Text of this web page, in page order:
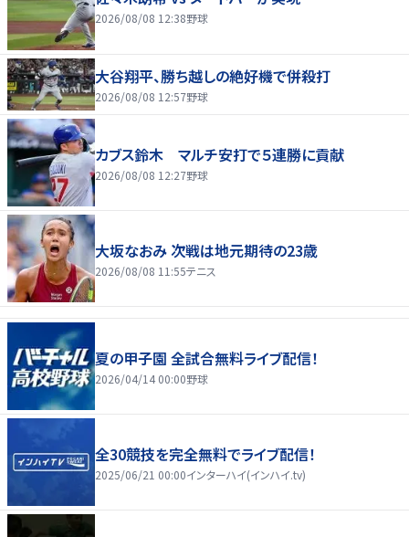
2026/08/08 12:38野球
大谷翔平、勝ち越しの絶好機で併殺打
2026/08/08 12:57野球
カブス鈴木 マルチ安打で５連勝に貢献
2026/08/08 12:27野球
大坂なおみ 次戦は地元期待の23歳
2026/08/08 11:55テニス
夏の甲子園 全試合無料ライブ配信！
2026/04/14 00:00野球
全30競技を完全無料でライブ配信！
2025/06/21 00:00インターハイ(インハイ.tv)